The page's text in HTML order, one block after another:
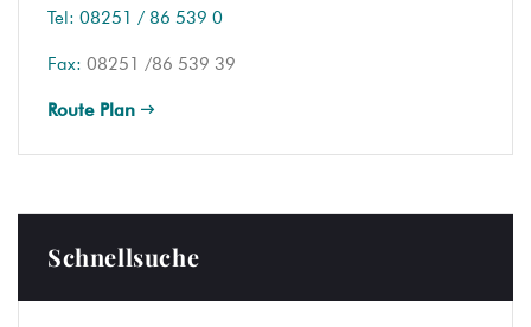
Tel: 08251 / 86 539 0
Fax: 08251 /86 539 39
Route Plan
Schnellsuche